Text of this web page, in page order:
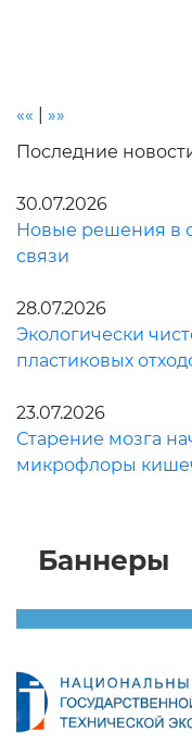
««
»»
Последние
30.07.2026
Новые решения в
связи
28.07.2026
Экологически
пластиковых
23.07.2026
Старение мозга
микрофлоры
Баннеры